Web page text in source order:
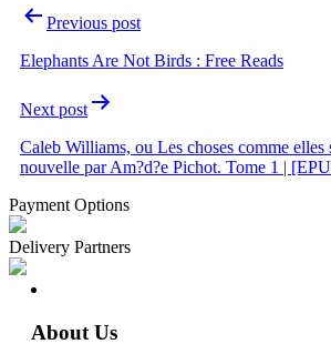
Post
navigation
Previous post
Elephants Are Not Birds : Free Reads
Next post
Caleb Williams, ou Les choses comme elles
nouvelle par Am?d?e Pichot. Tome 1 |
Payment Options
Delivery Partners
About Us